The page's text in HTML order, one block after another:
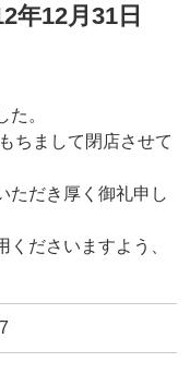
年12月31日
。
ちまして閉店させて
ただき厚く御礼申し
ださいますよう、